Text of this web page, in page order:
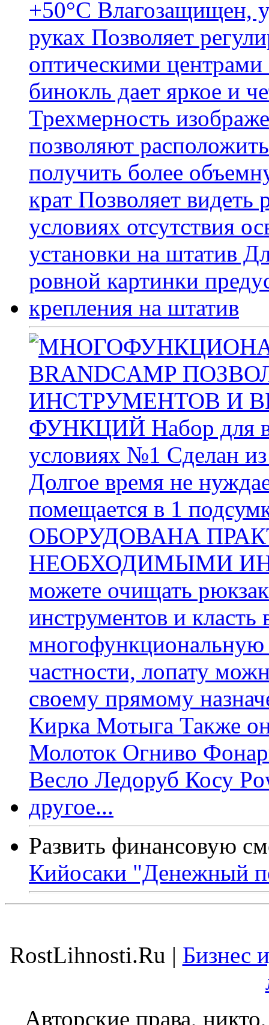
Развить финансовую
Кийосаки "Денежный
RostLihnosti.Ru | Бизнес
Авторские права,